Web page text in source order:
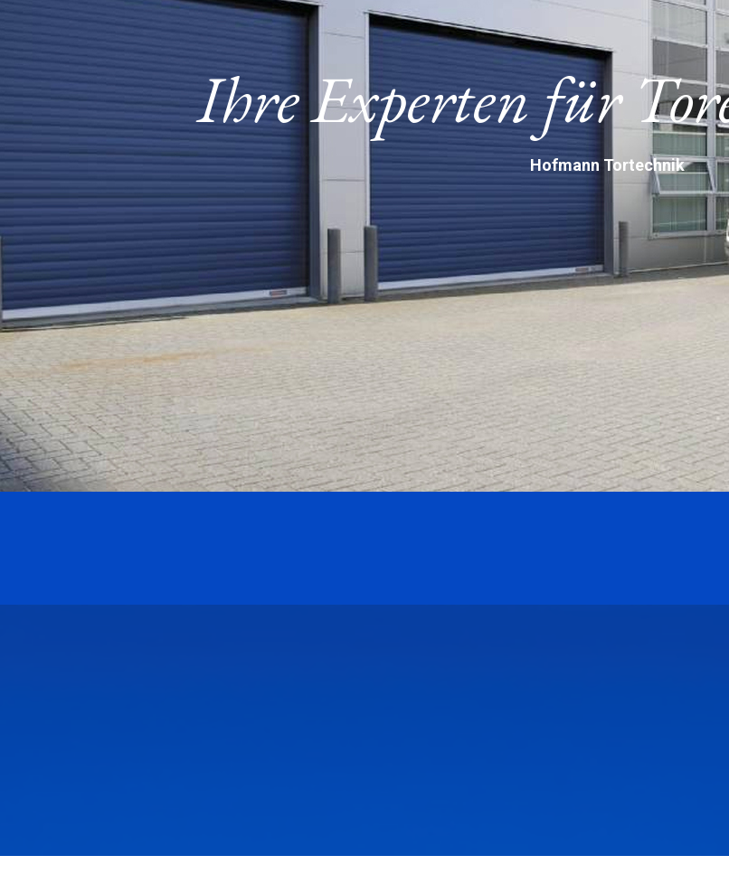
Ihre Experten für
Hofmann Tortechnik